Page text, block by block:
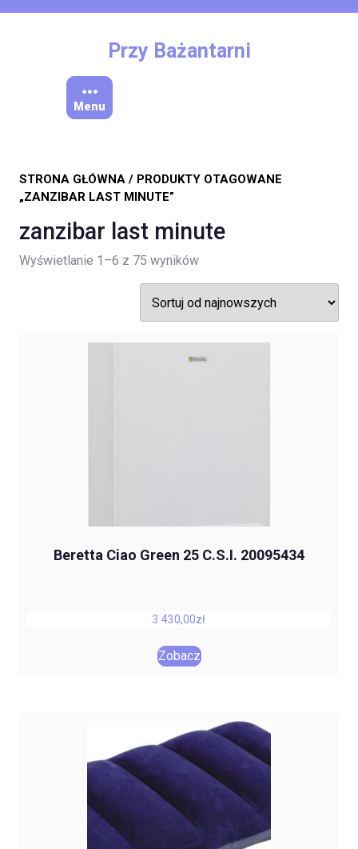
Przy Bażantarni
Menu
STRONA GŁÓWNA / PRODUKTY OTAGOWANE
„ZANZIBAR LAST MINUTE”
zanzibar last minute
Wyświetlanie 1–6 z 75 wynikówPosortowane
najnowszych
Beretta Ciao Green 25 C.S.I. 20095434
3 430,00zł
Zobacz